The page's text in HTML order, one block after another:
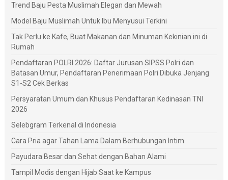
Trend Baju Pesta Muslimah Elegan dan Mewah
Model Baju Muslimah Untuk Ibu Menyusui Terkini
Tak Perlu ke Kafe, Buat Makanan dan Minuman Kekinian ini di
Rumah
Pendaftaran POLRI 2026: Daftar Jurusan SIPSS Polri dan
Batasan Umur, Pendaftaran Penerimaan Polri Dibuka Jenjang
S1-S2 Cek Berkas
Persyaratan Umum dan Khusus Pendaftaran Kedinasan TNI
2026
Selebgram Terkenal di Indonesia
Cara Pria agar Tahan Lama Dalam Berhubungan Intim
Payudara Besar dan Sehat dengan Bahan Alami
Tampil Modis dengan Hijab Saat ke Kampus